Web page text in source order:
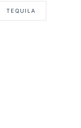
TEQUILA